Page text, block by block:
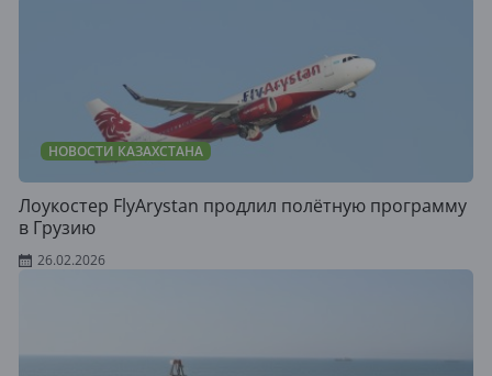
НОВОСТИ КАЗАХСТАНА
Лоукостер FlyArystan продлил полётную программу
в Грузию
26.02.2026